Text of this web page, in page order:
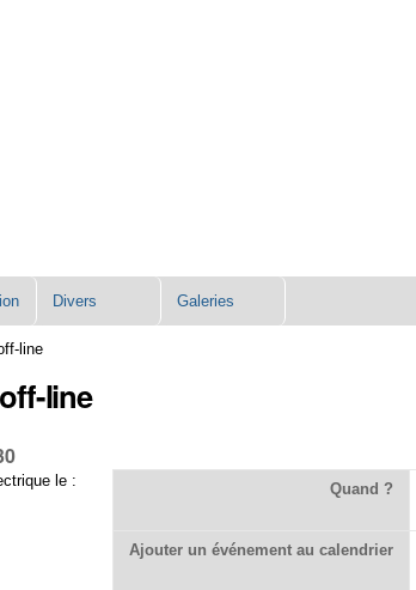
Divers Galeries
line
line
Quand ?
Ajouter un événement au calendrier
le :